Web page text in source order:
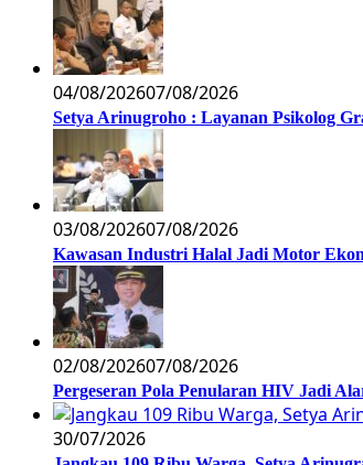
04/08/202607/08/2026
Setya Arinugroho : Layanan Psikolog
03/08/202607/08/2026
Kawasan Industri Halal Jadi Motor
02/08/202607/08/2026
Pergeseran Pola Penularan HIV Jadi
30/07/2026